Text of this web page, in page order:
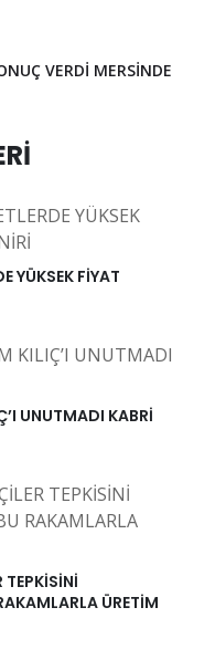
VERDİ MERSİNDE
YÜKSEK FİYAT
UNUTMADI KABRİ
ÜRETİM